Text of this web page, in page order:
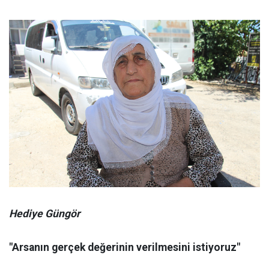
Hediye Güngör
"Arsanın gerçek değerinin verilmesini istiyoruz"